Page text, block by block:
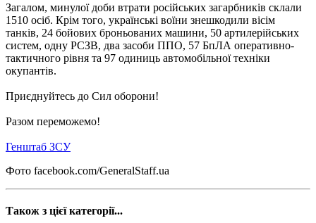
Загалом, минулої доби втрати російських загарбників склали
1510 осіб. Крім того, українські воїни знешкодили вісім
танків, 24 бойових броньованих машини, 50 артилерійських
систем, одну РСЗВ, два засоби ППО, 57 БпЛА оперативно-
тактичного рівня та 97 одиниць автомобільної техніки
окупантів.
Приєднуйтесь до Сил оборони!
Разом переможемо!
Генштаб ЗСУ
Фото facebook.com/GeneralStaff.ua
Також з цієї категорії...